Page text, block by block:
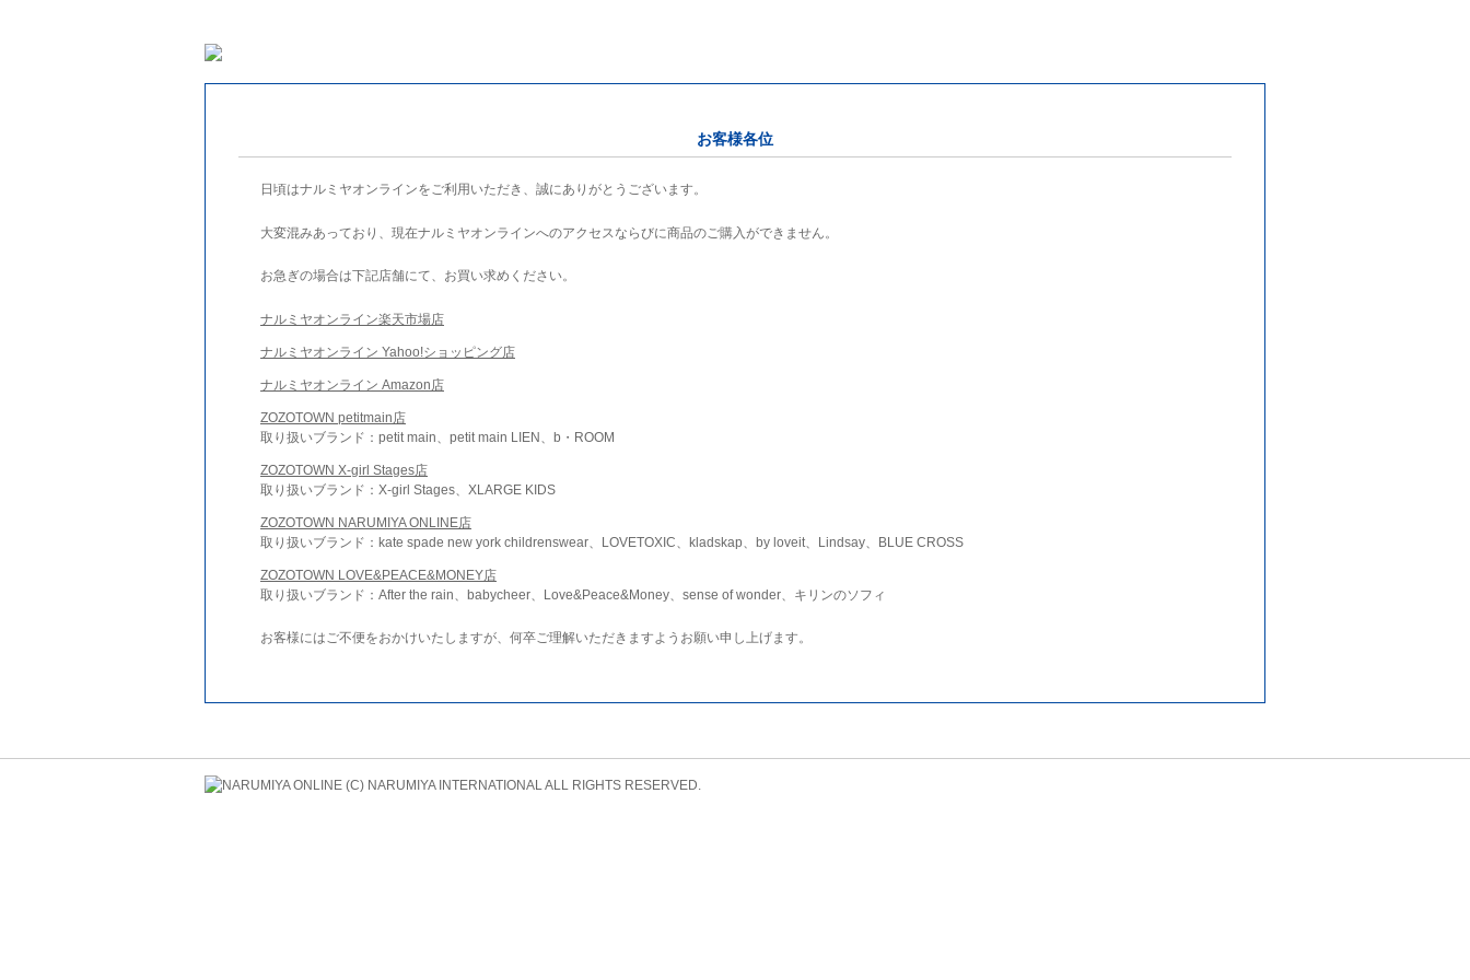
お客様各位
日頃はナルミヤオンラインをご利用いただき、誠にありがとうございます。
大変混みあっており、現在ナルミヤオンラインへのアクセスならびに商品のご購入ができません。
お急ぎの場合は下記店舗にて、お買い求めください。
ナルミヤオンライン楽天市場店
ナルミヤオンライン Yahoo!ショッピング店
ナルミヤオンライン Amazon店
ZOZOTOWN petitmain店
取り扱いブランド：petit main、petit main LIEN、b・ROOM
ZOZOTOWN X-girl Stages店
取り扱いブランド：X-girl Stages、XLARGE KIDS
ZOZOTOWN NARUMIYA ONLINE店
取り扱いブランド：kate spade new york childrenswear、LOVETOXIC、kladskap、by loveit、Lindsay、BLUE CROSS
ZOZOTOWN LOVE&PEACE&MONEY店
取り扱いブランド：After the rain、babycheer、Love&Peace&Money、sense of wonder、キリンのソフィ
お客様にはご不便をおかけいたしますが、何卒ご理解いただきますようお願い申し上げます。